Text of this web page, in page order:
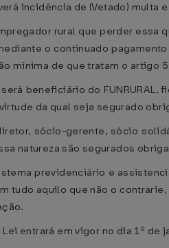
incidência de (Vetado)
rural que perder essa
mediante o continuado
mínima de que tratam o artigo
será beneficiário do
da qual seja segurado
sócio-gerente, sócio
natureza são segurados
previdenciário e
tudo aquilo que não o
Lei entrará em vigor no dia 1º de